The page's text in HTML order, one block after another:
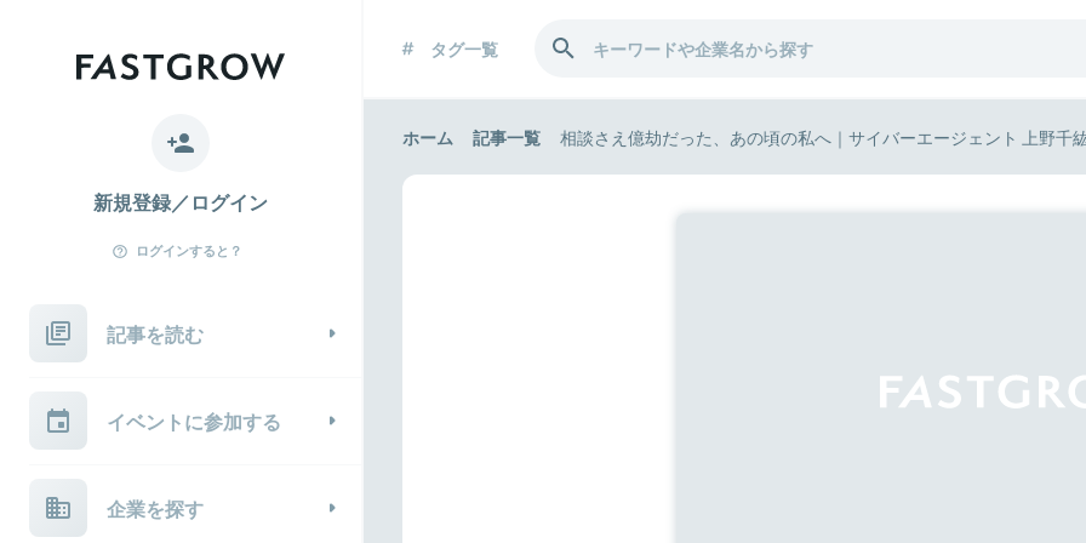
新規登録／ログイン
ログインすると？
記事を読む
イベントに参加する
企業を探す
タグ一覧
ホーム 記事一覧 相談さえ億劫だった、あの頃の私へ｜サイバーエージェント 上野千